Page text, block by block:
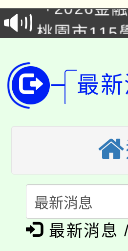
代理(課)教
車」活動
桃園市115
代理(課)教
公告本校
代理(課)教
轉知中國
《TA101
程，歡迎
心理、諮
系所師生報
轉知苗栗
縣市「校
門員」簡
踴躍報名參
桃園市
要點
「桃園市
展演活動實
115年度「
義教育推
公告本校
最
最新消息